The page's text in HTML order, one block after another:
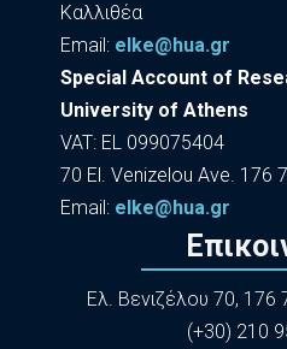
Καλλιθέα
Εmail: elke@hua.gr
Special Account of
University of Athens
VAT: EL 099075404
70 El. Venizelou Ave. 176
Εmail: elke@hua.gr
Ελ. Βενιζέλου 70, 176
(+30) 210